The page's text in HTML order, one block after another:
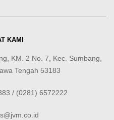
KAMI
KM. 2 No. 7, Kec. Sumbang,
Tengah 53183
/ (0281) 6572222